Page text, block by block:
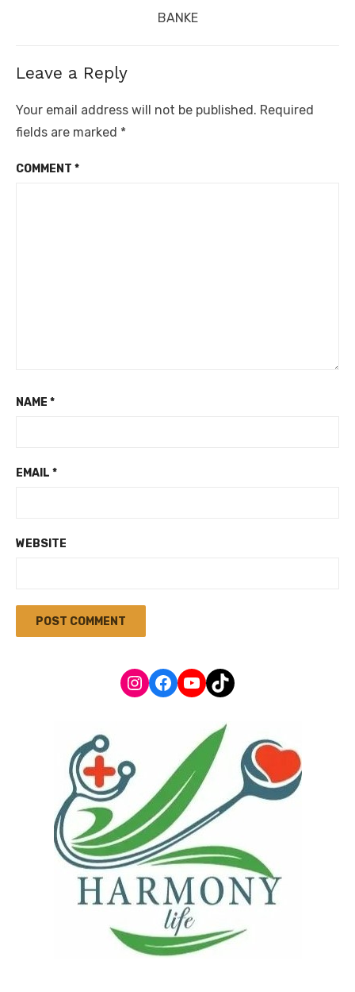
BANKE
Leave a Reply
Your email address will not be published. Required
fields are marked *
COMMENT *
NAME *
EMAIL *
WEBSITE
Instagram
Facebook
YouTube
TikTok